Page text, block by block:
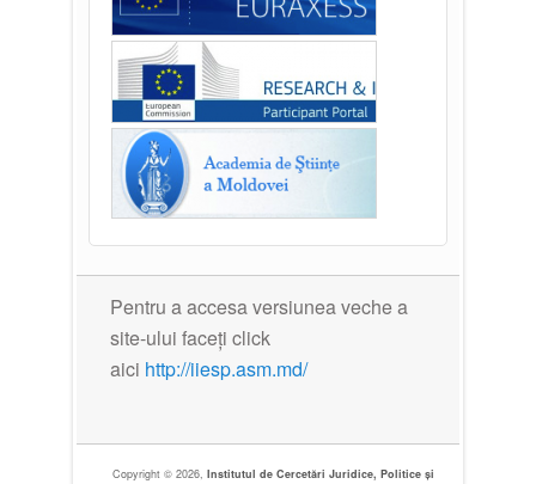
Pentru a accesa versiunea veche a
site-ului faceți click
aici http://iiesp.asm.md/
Copyright © 2026,Institutul de Cercetări Juridice, Politice și